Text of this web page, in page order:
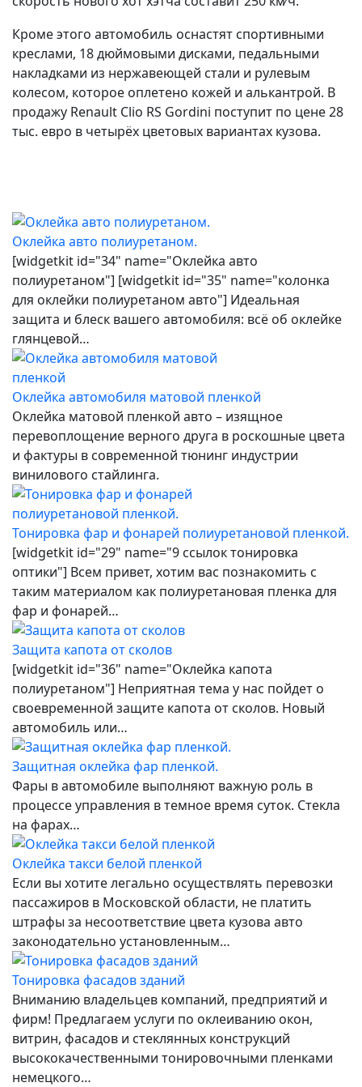
Кроме этого автомобиль оснастят спортивными
креслами, 18 дюймовыми дисками, педальными
накладками из нержавеющей стали и рулевым
колесом, которое оплетено кожей и алькантрой. В
продажу Renault Clio RS Gordini поступит по цене 28
тыс. евро в четырёх цветовых вариантах кузова.
Оклейка авто полиуретаном.
[widgetkit id="34" name="Оклейка авто
полиуретаном"] [widgetkit id="35" name="колонка
для оклейки полиуретаном авто"] Идеальная
защита и блеск вашего автомобиля: всё об оклейке
глянцевой…
Оклейка автомобиля матовой пленкой
Оклейка матовой пленкой авто – изящное
перевоплощение верного друга в роскошные цвета
и фактуры в современной тюнинг индустрии
винилового стайлинга.
Тонировка фар и фонарей полиуретановой пленкой.
[widgetkit id="29" name="9 ссылок тонировка
оптики"] Всем привет, хотим вас познакомить с
таким материалом как полиуретановая пленка для
фар и фонарей…
Защита капота от сколов
[widgetkit id="36" name="Оклейка капота
полиуретаном"] Неприятная тема у нас пойдет о
своевременной защите капота от сколов. Новый
автомобиль или…
Защитная оклейка фар пленкой.
Фары в автомобиле выполняют важную роль в
процессе управления в темное время суток. Стекла
на фарах…
Оклейка такси белой пленкой
Если вы хотите легально осуществлять перевозки
пассажиров в Московской области, не платить
штрафы за несоответствие цвета кузова авто
законодательно установленным…
Тонировка фасадов зданий
Вниманию владельцев компаний, предприятий и
фирм! Предлагаем услуги по оклеиванию окон,
витрин, фасадов и стеклянных конструкций
высококачественными тонировочными пленками
немецкого…